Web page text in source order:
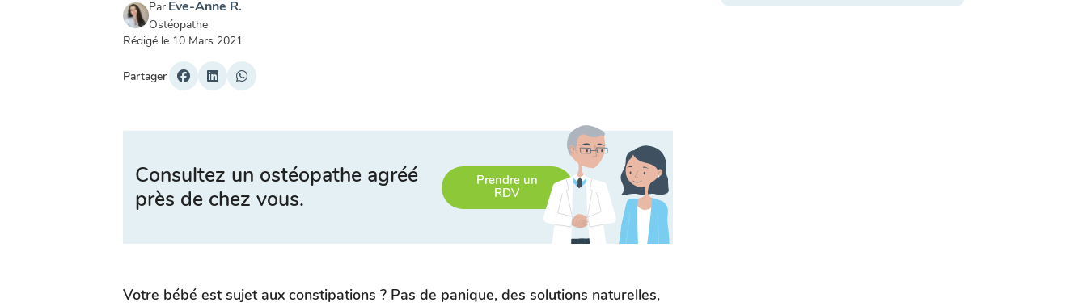
Par Eve-Anne R.
Ostéopathe
Rédigé le 10 Mars 2021
Partager
Consultez un ostéopathe agréé
près de chez vous.
Prendre un
RDV
Votre bébé est sujet aux constipations ? Pas de panique, des solutions naturelles,